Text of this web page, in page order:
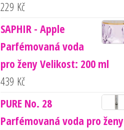
229 Kč
SAPHIR - Apple
Parfémovaná voda
pro ženy Velikost: 200 ml
439 Kč
PURE No. 28
Parfémovaná voda pro ženy